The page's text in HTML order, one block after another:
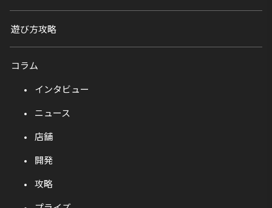
遊び方攻略
コラム
インタビュー
ニュース
店舗
開発
攻略